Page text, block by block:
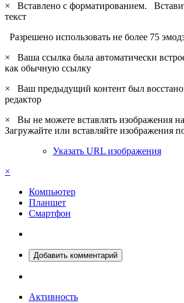
×
Вставлено с форматированием.
текст
Разрешено использовать не более 75
×
Ваша ссылка была автоматически
как обычную ссылку
×
Ваш предыдущий контент был
редактор
×
Вы не можете вставлять изображения
Загружайте или вставляйте изображения
Указать URL изображения
×
Компьютер
Планшет
Смартфон
Добавить комментарий
Активность